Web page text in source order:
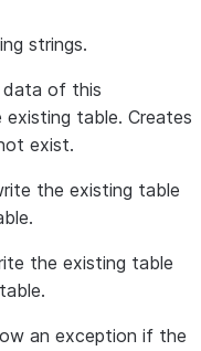
strings.
data of this
table. Creates
exist.
the existing table
the existing table
an exception if the